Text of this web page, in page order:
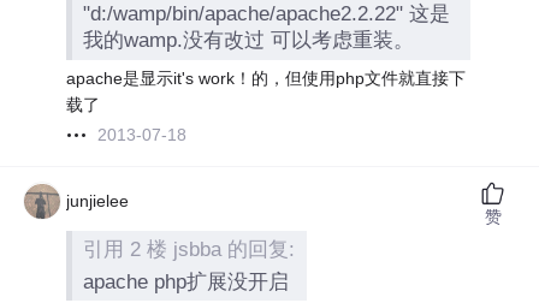
"d:/wamp/bin/apache/apache2.2.22" 这是
我的wamp.没有改过 可以考虑重装。
apache是显示it's work！的，但使用php文件就直接下
载了
2013-07-18
junjielee
引用 2 楼 jsbba 的回复:
apache php扩展没开启
赞